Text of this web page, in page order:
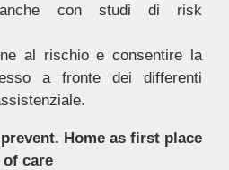
anche con studi di risk
al rischio e consentire la
a fronte dei differenti
Home as first place
of care